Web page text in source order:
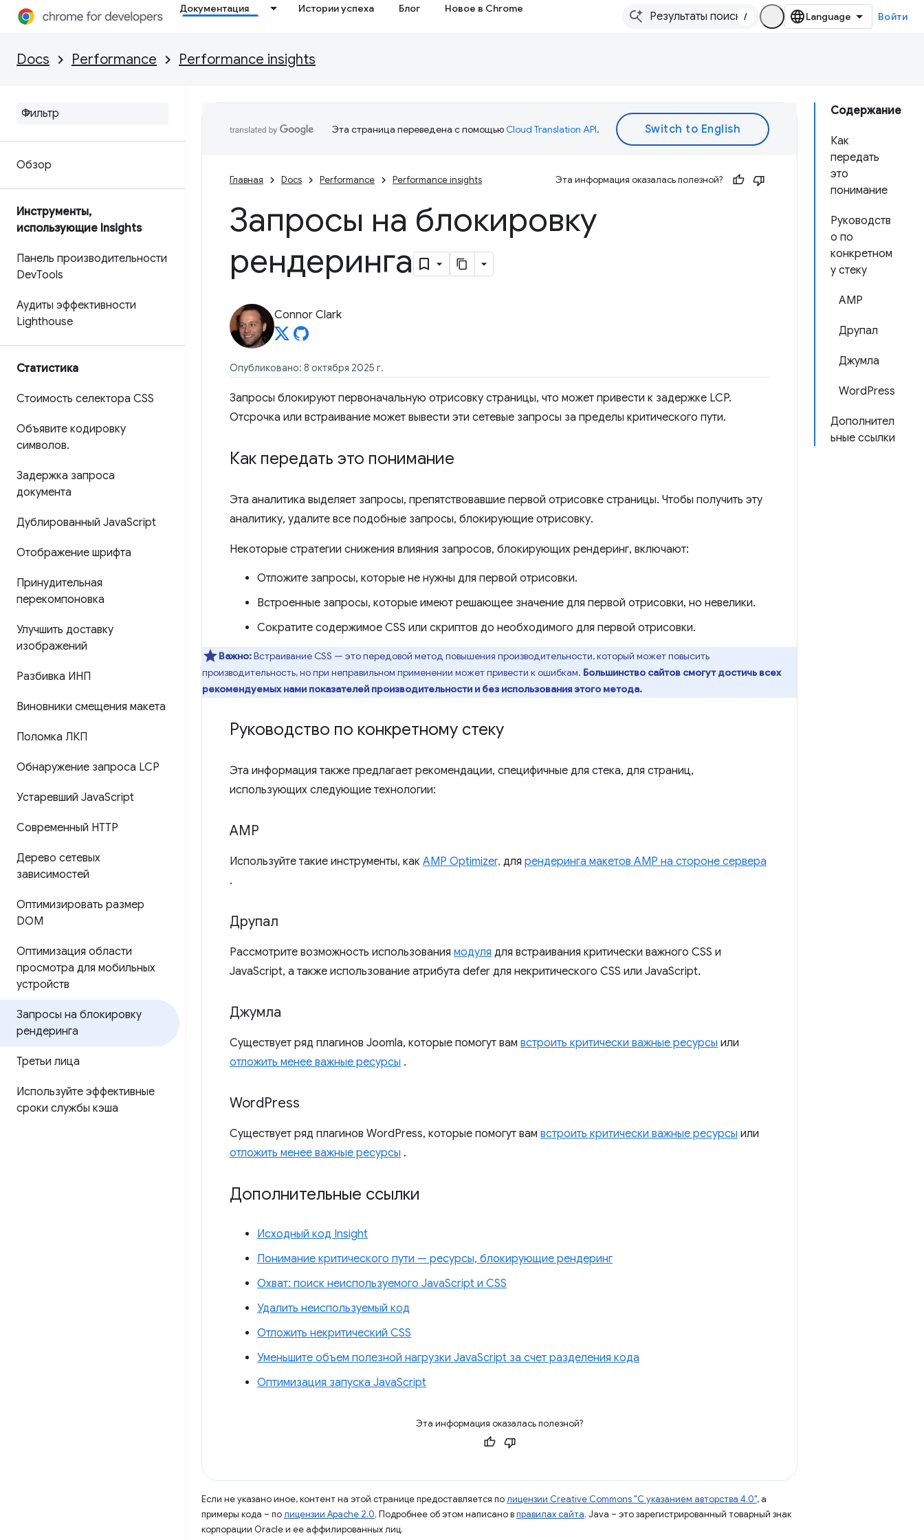
Документация Истории успеха Блог Новое в Chrome
/ Войти
Docs Performance Performance insights
Обзор
Инструменты,
использующие Insights
Панель производительности
DevTools
Аудиты эффективности
Lighthouse
Статистика
Стоимость селектора CSS
Объявите кодировку
символов.
Задержка запроса
документа
Дублированный JavaScript
Отображение шрифта
Принудительная
перекомпоновка
Улучшить доставку
изображений
Разбивка ИНП
Виновники смещения макета
Поломка ЛКП
Обнаружение запроса LCP
Устаревший JavaScript
Современный HTTP
Дерево сетевых
зависимостей
Оптимизировать размер
DOM
Оптимизация области
просмотра для мобильных
устройств
Запросы на блокировку
рендеринга
Третьи лица
Используйте эффективные
сроки службы кэша
Содержание
Как
передать
это
понимание
Руководств
о по
конкретном
у стеку
AMP
Друпал
Джумла
WordPress
Дополнител
ьные ссылки
Эта страница переведена с помощьюCloud Translation API.
Главная Docs Performance Performance insights Эта информация оказалась полезной?
Запросы на блокировку
рендеринга
Connor Clark
Опубликовано: 8 октября 2025 г.
Запросы блокируют первоначальную отрисовку страницы, что может привести к задержке LCP.
Отсрочка или встраивание может вывести эти сетевые запросы за пределы критического пути.
Как передать это понимание
Эта аналитика выделяет запросы, препятствовавшие первой отрисовке страницы. Чтобы получить эту
аналитику, удалите все подобные запросы, блокирующие отрисовку.
Некоторые стратегии снижения влияния запросов, блокирующих рендеринг, включают:
Отложите запросы, которые не нужны для первой отрисовки.
Встроенные запросы, которые имеют решающее значение для первой отрисовки, но невелики.
Сократите содержимое CSS или скриптов до необходимого для первой отрисовки.
Важно:Встраивание CSS — это передовой метод повышения производительности, который может повысить
производительность, но при неправильном применении может привести к ошибкам. Большинство сайтов смогут достичь всех
рекомендуемых нами показателей производительности и без использования этого метода.
Руководство по конкретному стеку
Эта информация также предлагает рекомендации, специфичные для стека, для страниц,
использующих следующие технологии:
AMP
Используйте такие инструменты, как AMP Optimizer, для рендеринга макетов AMP на стороне сервера
.
Друпал
Рассмотрите возможность использования модуля для встраивания критически важного CSS и
JavaScript, а также использование атрибута defer для некритического CSS или JavaScript.
Джумла
Существует ряд плагинов Joomla, которые помогут вам встроить критически важные ресурсы или
отложить менее важные ресурсы .
WordPress
Существует ряд плагинов WordPress, которые помогут вам встроить критически важные ресурсы или
отложить менее важные ресурсы .
Дополнительные ссылки
Исходный код Insight
Понимание критического пути — ресурсы, блокирующие рендеринг
Охват: поиск неиспользуемого JavaScript и CSS
Удалить неиспользуемый код
Отложить некритический CSS
Уменьшите объем полезной нагрузки JavaScript за счет разделения кода
Оптимизация запуска JavaScript
Эта информация оказалась полезной?
Если не указано иное, контент на этой странице предоставляется полицензии Creative Commons "С указанием авторства 4.0", а
примеры кода – полицензии Apache 2.0. Подробнее об этом написано вправилах сайта. Java – это зарегистрированный товарный знак
корпорации Oracle и ее аффилированных лиц.